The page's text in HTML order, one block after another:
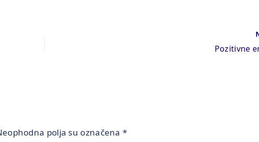
Pozitivne
polja su označena *